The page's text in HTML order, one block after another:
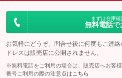
まずは在庫
無料電話で
お気軽にどうぞ。問合せ後に何度もご連
ドレスは販売店に公開されません。
※無料電話をご利用の場合は、販売店へお客
番号ご利用の際の注意点は こちら